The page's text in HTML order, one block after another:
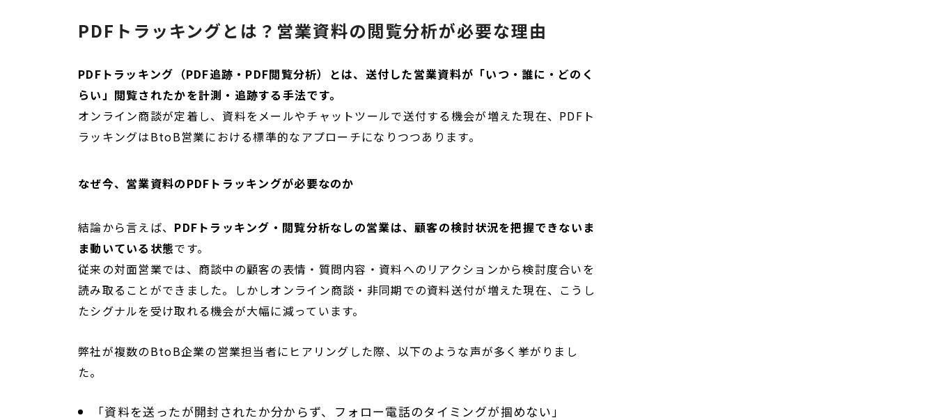
PDFトラッキングとは？営業資料の閲覧分析が必要な理由
PDFトラッキング（PDF追跡・PDF閲覧分析）とは、送付した営業資料が「いつ・誰に・どのく
らい」閲覧されたかを計測・追跡する手法です。
オンライン商談が定着し、資料をメールやチャットツールで送付する機会が増えた現在、PDFト
ラッキングはBtoB営業における標準的なアプローチになりつつあります。
なぜ今、営業資料のPDFトラッキングが必要なのか
結論から言えば、 PDFトラッキング・閲覧分析なしの営業は、顧客の検討状況を把握できないま
ま動いている状態です。
従来の対面営業では、商談中の顧客の表情・質問内容・資料へのリアクションから検討度合いを
読み取ることができました。しかしオンライン商談・非同期での資料送付が増えた現在、こうし
たシグナルを受け取れる機会が大幅に減っています。
弊社が複数のBtoB企業の営業担当者にヒアリングした際、以下のような声が多く挙がりまし
た。
「資料を送ったが開封されたか分からず、フォロー電話のタイミングが掴めない」